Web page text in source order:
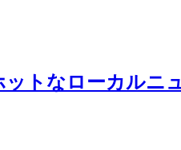
トなローカルニ